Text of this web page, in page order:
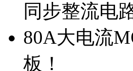
同步整流电
80A大电流
板！